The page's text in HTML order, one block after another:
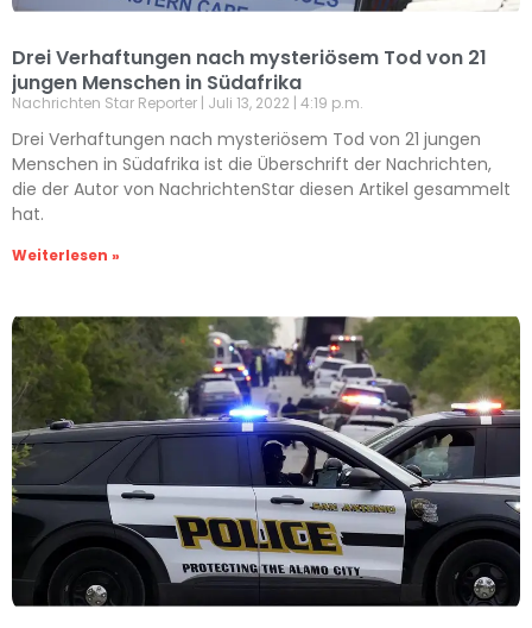
Drei Verhaftungen nach mysteriösem Tod von 21
jungen Menschen in Südafrika
Nachrichten Star Reporter Juli 13, 2022 4:19 p.m.
Drei Verhaftungen nach mysteriösem Tod von 21 jungen
Menschen in Südafrika ist die Überschrift der Nachrichten,
die der Autor von NachrichtenStar diesen Artikel gesammelt
hat.
Weiterlesen »